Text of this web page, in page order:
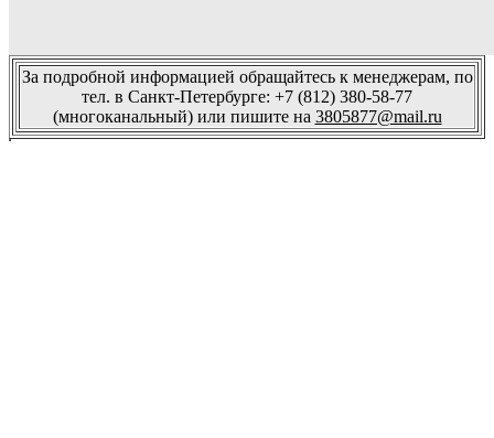
За подробной информацией обращайтесь к менеджерам, по
тел. в Санкт-Петербурге: +7 (812) 380-58-77
(многоканальный) или пишите на 3805877@mail.ru